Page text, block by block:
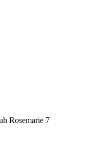
Rosemarie 7